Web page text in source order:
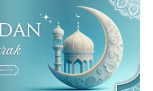
ホテル・会議室
通訳・ガイド
国内手配